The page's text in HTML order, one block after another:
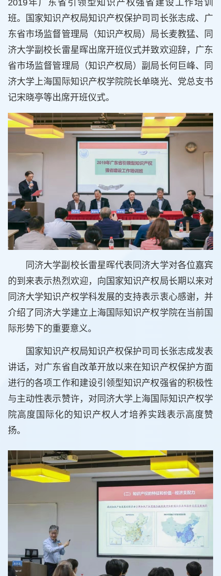
2019年广东省引领型知识产权强省建设工作培训
班。国家知识产权局知识产权保护司司长张志成、广
东省市场监督管理局（知识产权局）局长麦教猛、同
济大学副校长雷星晖出席开班仪式并致欢迎辞，广东
省市场监督管理局（知识产权局）副局长何巨峰、同
济大学上海国际知识产权学院院长单晓光、党总支书
记宋晓亭等出席开班仪式。
同济大学副校长雷星晖代表同济大学对各位嘉宾
的到来表示热烈欢迎，向国家知识产权局长期以来对
同济大学知识产权学科发展的支持表示衷心感谢，并
介绍了同济大学建立上海国际知识产权学院在当前国
际形势下的重要意义。
国家知识产权局知识产权保护司司长张志成发表
讲话，对广东省自改革开放以来在知识产权保护方面
进行的各项工作和建设引领型知识产权强省的积极性
与主动性表示赞许，对同济大学上海国际知识产权学
院高度国际化的知识产权人才培养实践表示高度赞
扬。